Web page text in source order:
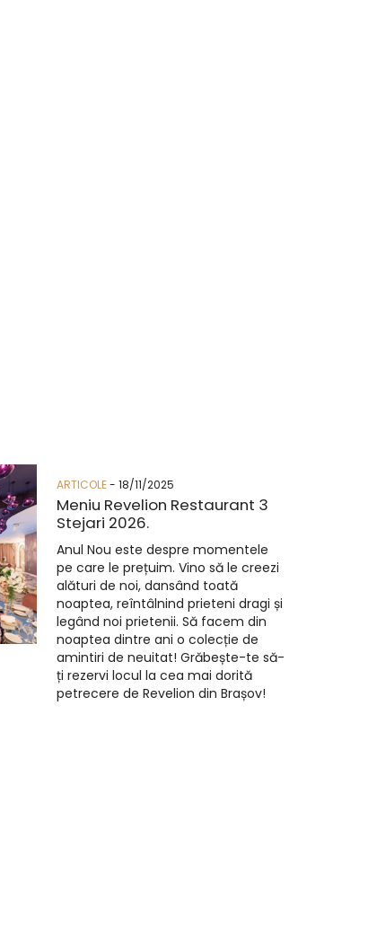
ARTICOLE- 18/11/2025
Meniu Revelion Restaurant 3
Stejari 2026.
Anul Nou este despre momentele
pe care le prețuim. Vino să le creezi
alături de noi, dansând toată
noaptea, reîntâlnind prieteni dragi și
legând noi prietenii. Să facem din
noaptea dintre ani o colecție de
amintiri de neuitat! Grăbește-te să-
ți rezervi locul la cea mai dorită
petrecere de Revelion din Brașov!